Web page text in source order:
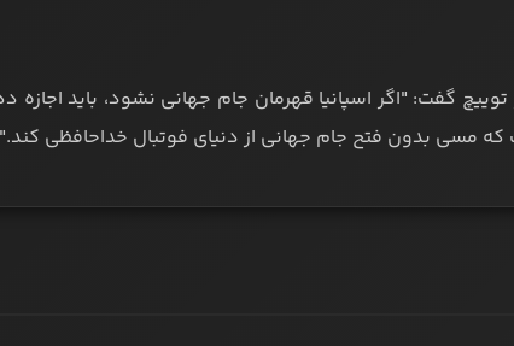
گفت: "اگر اسپانیا قهرمان جام جهانی نشود، باید اجازه
که مسی بدون فتح جام جهانی از دنیای فوتبال خداحافظی کند."